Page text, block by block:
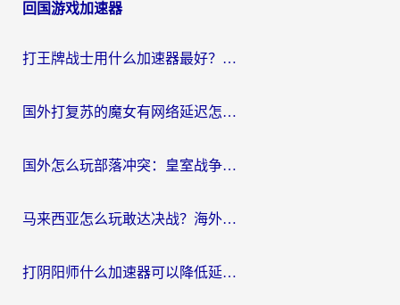
回国游戏加速器
打王牌战士用什么加速器最好？海外玩家的终极选择指南
国外打复苏的魔女有网络延迟怎么办？2026海外玩家国服游戏加速全攻略
国外怎么玩部落冲突：皇室战争不卡？海外玩家畅玩国服游戏终极指南
马来西亚怎么玩敢达决战？海外党国服游戏加速避坑指南（附实测推荐）
打阴阳师什么加速器可以降低延迟？海外玩家的真实困境与破局